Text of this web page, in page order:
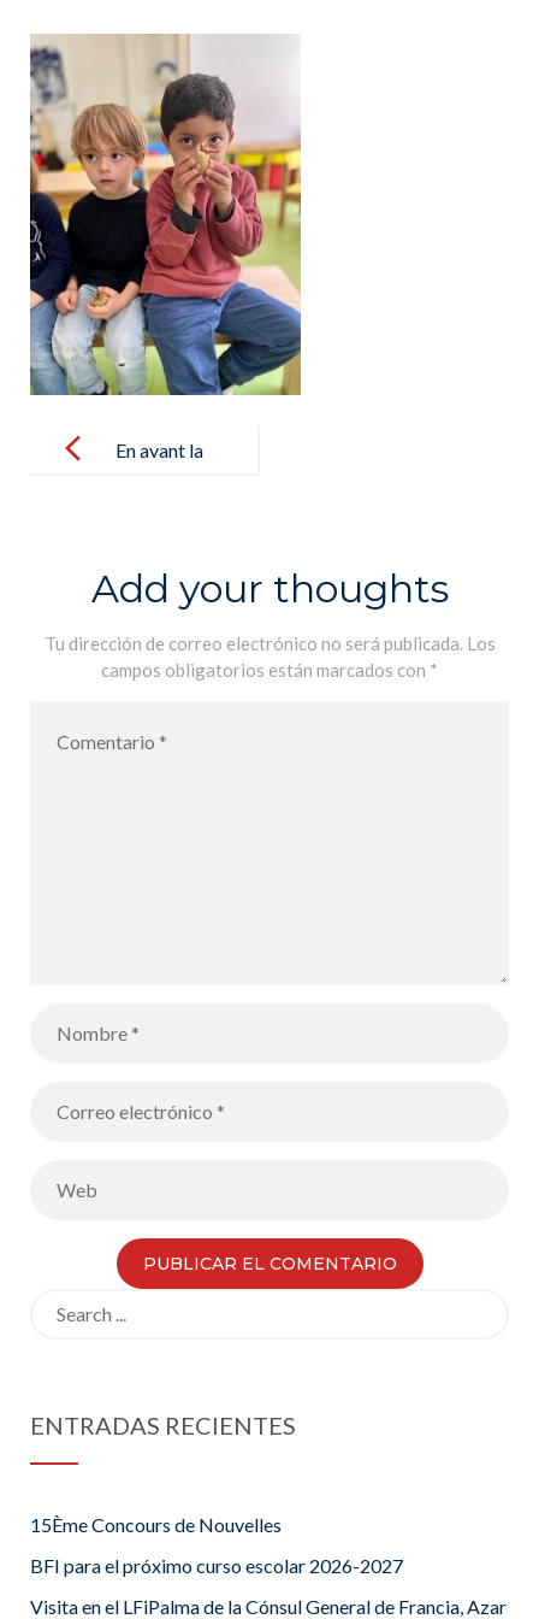
navigation En avant la
patata!
Add your thoughts
Tu dirección de correo electrónico no será publicada. Los
campos obligatorios están marcados con *
ENTRADAS RECIENTES
15Ème Concours de Nouvelles
BFI para el próximo curso escolar 2026-2027
Visita en el LFiPalma de la Cónsul General de Francia, Azar